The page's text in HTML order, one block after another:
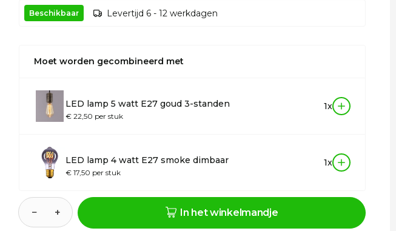
Beschikbaar Levertijd 6 - 12 werkdagen
Moet worden gecombineerd met
LED lamp 5 watt E27 goud 3-standen
€ 22,50 per stuk
1x
LED lamp 4 watt E27 smoke dimbaar
€ 17,50 per stuk
1x
− + In het winkelmandje